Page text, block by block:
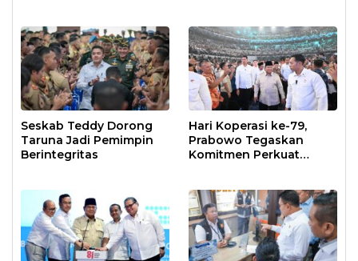
Seskab Teddy Dorong
Taruna Jadi Pemimpin
Berintegritas
Hari Koperasi ke-79,
Prabowo Tegaskan
Komitmen Perkuat